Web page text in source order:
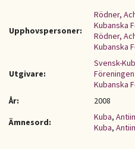
Upphovspersoner:
Rödner,
Kubanska
Rödner,
Kubanska
Utgivare:
Svensk-
Föreningen
Kubanska
År:
2008
Ämnesord:
Kuba,
Kuba,